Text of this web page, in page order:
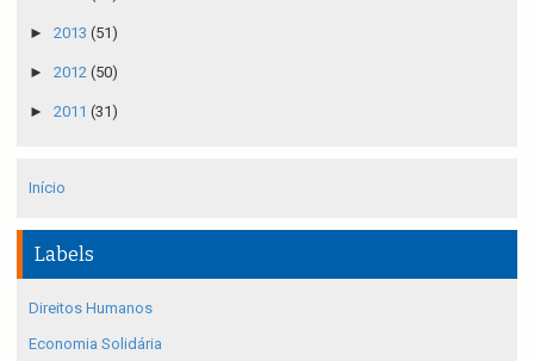
► 2013 (51)
► 2012 (50)
► 2011 (31)
Início
Labels
Direitos Humanos
Economia Solidária